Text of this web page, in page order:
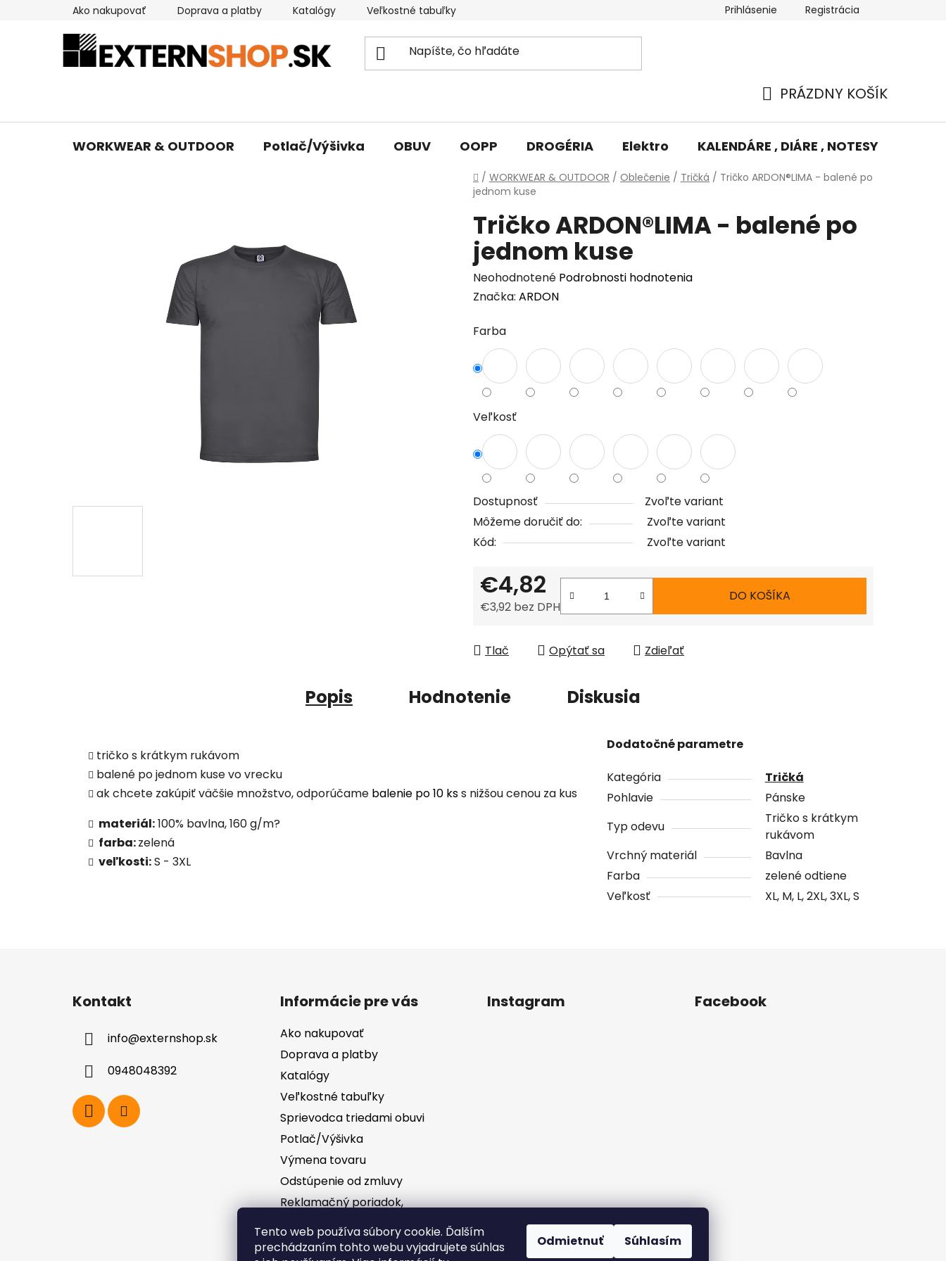
Tento web používa súbory cookie. Ďalším
prechádzaním tohto webu vyjadrujete súhlas
Odmietnuť Súhlasím
Ako nakupovať Doprava a platby Katalógy Veľkostné tabuľky Výmena tovaru Odstúpenie od
Prihlásenie Registrácia
KOŠÍK
PRÁZDNY KOŠÍK
WORKWEAR & OUTDOOR Potlač/Výšivka OBUV OOPP DROGÉRIA Elektro KALENDÁRE , DIÁRE , NOTESY
Domov
/ WORKWEAR & OUTDOOR / Oblečenie / Tričká / Tričko ARDON®LIMA - balené po
jednom kuse
Tričko ARDON®LIMA - balené po
jednom kuse
Priemerné
hodnotenie
je
0,0
z
hviezdičiek.
Neohodnotené Podrobnosti hodnotenia
Značka: ARDON
Farba
Veľkosť
Dostupnosť
Zvoľte variant
Môžeme doručiť do:
Zvoľte variant
Kód:
Zvoľte variant
€4,82
€3,92 bez DPH
DO KOŠÍKA
Tlač Opýtať sa Zdieľať
Popis Hodnotenie Diskusia
tričko s krátkym rukávom
balené po jednom kuse vo vrecku
ak chcete zakúpiť väčšie množstvo, odporúčame balenie po 10 kss nižšou cenou za kus
materiál:100% bavlna, 160 g/m?
farba:zelená
veľkosti:S - 3XL
Dodatočné parametre
Kategória
Tričká
Pohlavie
Pánske
Typ odevu
Tričko s krátkym
rukávom
Vrchný materiál
Bavlna
Farba
zelené odtiene
Veľkosť
XL, M, L, 2XL, 3XL, S
Kontakt
info@externshop.sk
0948048392
Informácie pre vás
Ako nakupovať
Doprava a platby
Katalógy
Veľkostné tabuľky
Sprievodca triedami obuvi
Potlač/Výšivka
Výmena tovaru
Odstúpenie od zmluvy
Reklamačný poriadok,
GDPR
Instagram
Sledovať na Instagrame
Facebook